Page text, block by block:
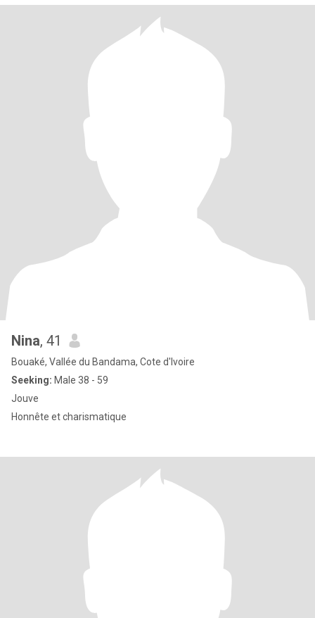
Nina, 41
Bouaké, Vallée du Bandama, Cote d'Ivoire
Seeking: Male 38 - 59
Jouve
Honnête et charismatique